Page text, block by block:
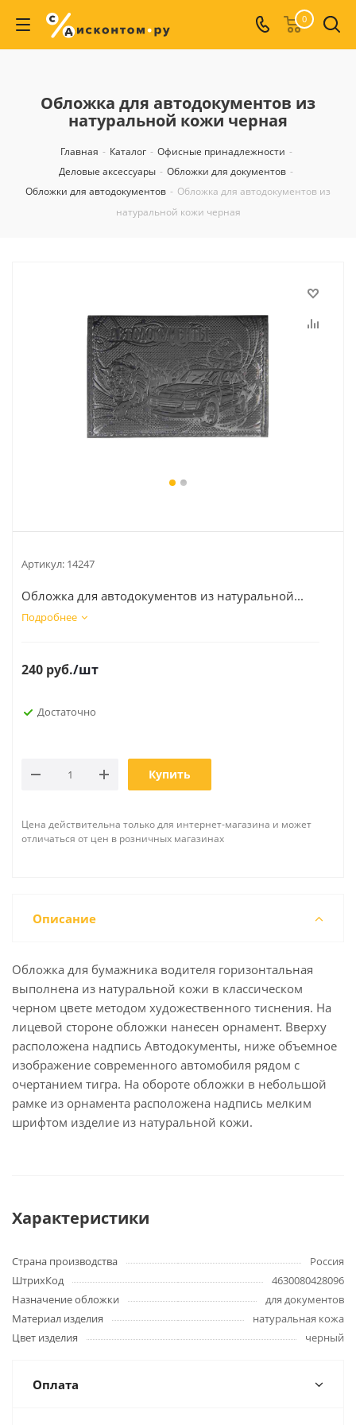
0
Обложка для автодокументов из
натуральной кожи черная
Главная - Каталог - Офисные принадлежности -
Деловые аксессуары - Обложки для документов -
Обложки для автодокументов - Обложка для автодокументов из
натуральной кожи черная
Артикул: 14247
Обложка для автодокументов из натуральной...
Подробнее
240 руб./шт
Достаточно
Купить
Цена действительна только для интернет-магазина и может
отличаться от цен в розничных магазинах
Описание
Обложка для бумажника водителя горизонтальная
выполнена из натуральной кожи в классическом
черном цвете методом художественного тиснения. На
лицевой стороне обложки нанесен орнамент. Вверху
расположена надпись Автодокументы, ниже объемное
изображение современного автомобиля рядом с
очертанием тигра. На обороте обложки в небольшой
рамке из орнамента расположена надпись мелким
шрифтом изделие из натуральной кожи.
Характеристики
Страна производства
Россия
ШтрихКод
4630080428096
Назначение обложки
для документов
Материал изделия
натуральная кожа
Цвет изделия
черный
Оплата